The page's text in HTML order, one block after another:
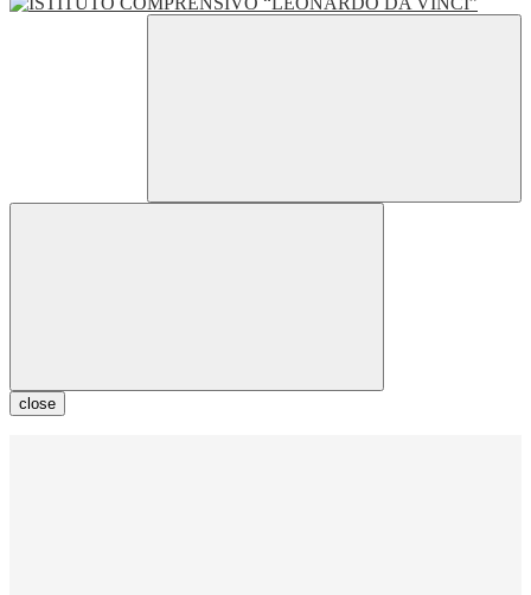
close